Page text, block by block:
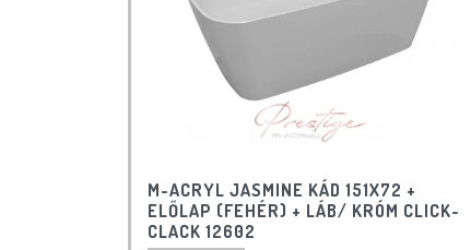
M-ACRYL JASMINE KÁD 151X72 +
ELŐLAP (FEHÉR) + LÁB/ KRÓM CLICK-
CLACK 12602